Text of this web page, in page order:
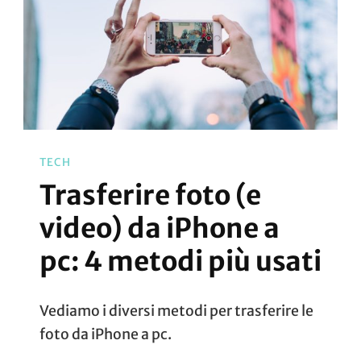
TECH
Trasferire foto (e
video) da iPhone a
pc: 4 metodi più usati
Vediamo i diversi metodi per trasferire le
foto da iPhone a pc.